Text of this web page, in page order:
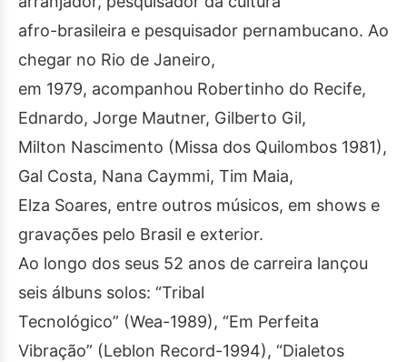
afro-brasileira e pesquisador pernambucano. Ao
chegar no Rio de Janeiro,
em 1979, acompanhou Robertinho do Recife,
Ednardo, Jorge Mautner, Gilberto Gil,
Milton Nascimento (Missa dos Quilombos 1981),
Gal Costa, Nana Caymmi, Tim Maia,
Elza Soares, entre outros músicos, em shows e
gravações pelo Brasil e exterior.
Ao longo dos seus 52 anos de carreira lançou
seis álbuns solos: “Tribal
Tecnológico” (Wea-1989), “Em Perfeita
Vibração” (Leblon Record-1994), “Dialetos